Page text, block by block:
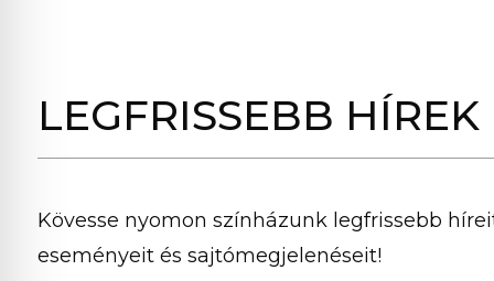
LEGFRISSEBB HÍREK
Kövesse nyomon színházunk legfrissebb
eseményeit és sajtómegjelenéseit!